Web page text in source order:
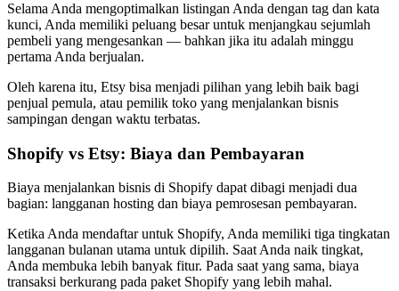
Selama Anda mengoptimalkan listingan Anda dengan tag dan kata
kunci, Anda memiliki peluang besar untuk menjangkau sejumlah
pembeli yang mengesankan — bahkan jika itu adalah minggu
pertama Anda berjualan.
Oleh karena itu, Etsy bisa menjadi pilihan yang lebih baik bagi
penjual pemula, atau pemilik toko yang menjalankan bisnis
sampingan dengan waktu terbatas.
Shopify vs Etsy: Biaya dan Pembayaran
Biaya menjalankan bisnis di Shopify dapat dibagi menjadi dua
bagian: langganan hosting dan biaya pemrosesan pembayaran.
Ketika Anda mendaftar untuk Shopify, Anda memiliki tiga tingkatan
langganan bulanan utama untuk dipilih. Saat Anda naik tingkat,
Anda membuka lebih banyak fitur. Pada saat yang sama, biaya
transaksi berkurang pada paket Shopify yang lebih mahal.